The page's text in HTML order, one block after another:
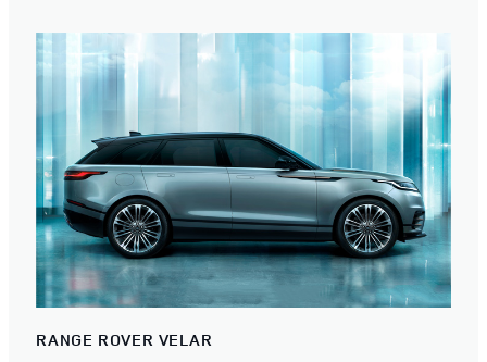
RANGE ROVER VELAR